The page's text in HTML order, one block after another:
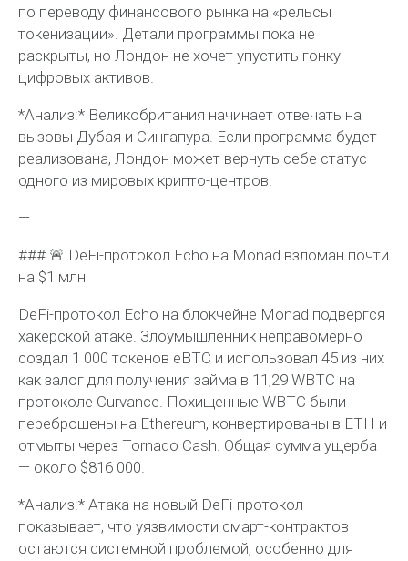
по переводу финансового рынка на «рельсы
токенизации». Детали программы пока не
раскрыты, но Лондон не хочет упустить гонку
цифровых активов.
*Анализ:* Великобритания начинает отвечать на
вызовы Дубая и Сингапура. Если программа будет
реализована, Лондон может вернуть себе статус
одного из мировых крипто-центров.
—
### 🚨 DeFi-протокол Echo на Monad взломан почти
на $1 млн
DeFi-протокол Echo на блокчейне Monad подвергся
хакерской атаке. Злоумышленник неправомерно
создал 1 000 токенов eBTC и использовал 45 из них
как залог для получения займа в 11,29 WBTC на
протоколе Curvance. Похищенные WBTC были
переброшены на Ethereum, конвертированы в ETH и
отмыты через Tornado Cash. Общая сумма ущерба
— около $816 000.
*Анализ:* Атака на новый DeFi-протокол
показывает, что уязвимости смарт-контрактов
остаются системной проблемой, особенно для